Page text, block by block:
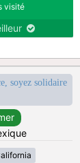
visité
soyez solidaire